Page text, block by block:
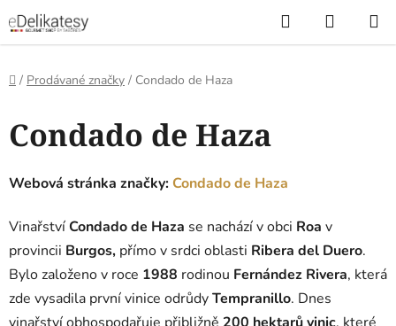
na
obsah
Hledat
KOŠÍK
Domů
/ Prodávané značky / Condado de Haza
Condado de Haza
Webová stránka značky: Condado de Haza
VinařstvíCondado de Haza se nachází v obci Roa v
provincii Burgos, přímo v srdci oblasti Ribera del Duero.
Bylo založeno v roce 1988 rodinou Fernández Rivera, která
zde vysadila první vinice odrůdyTempranillo. Dnes
ý
p
i
p
r
o
d
u